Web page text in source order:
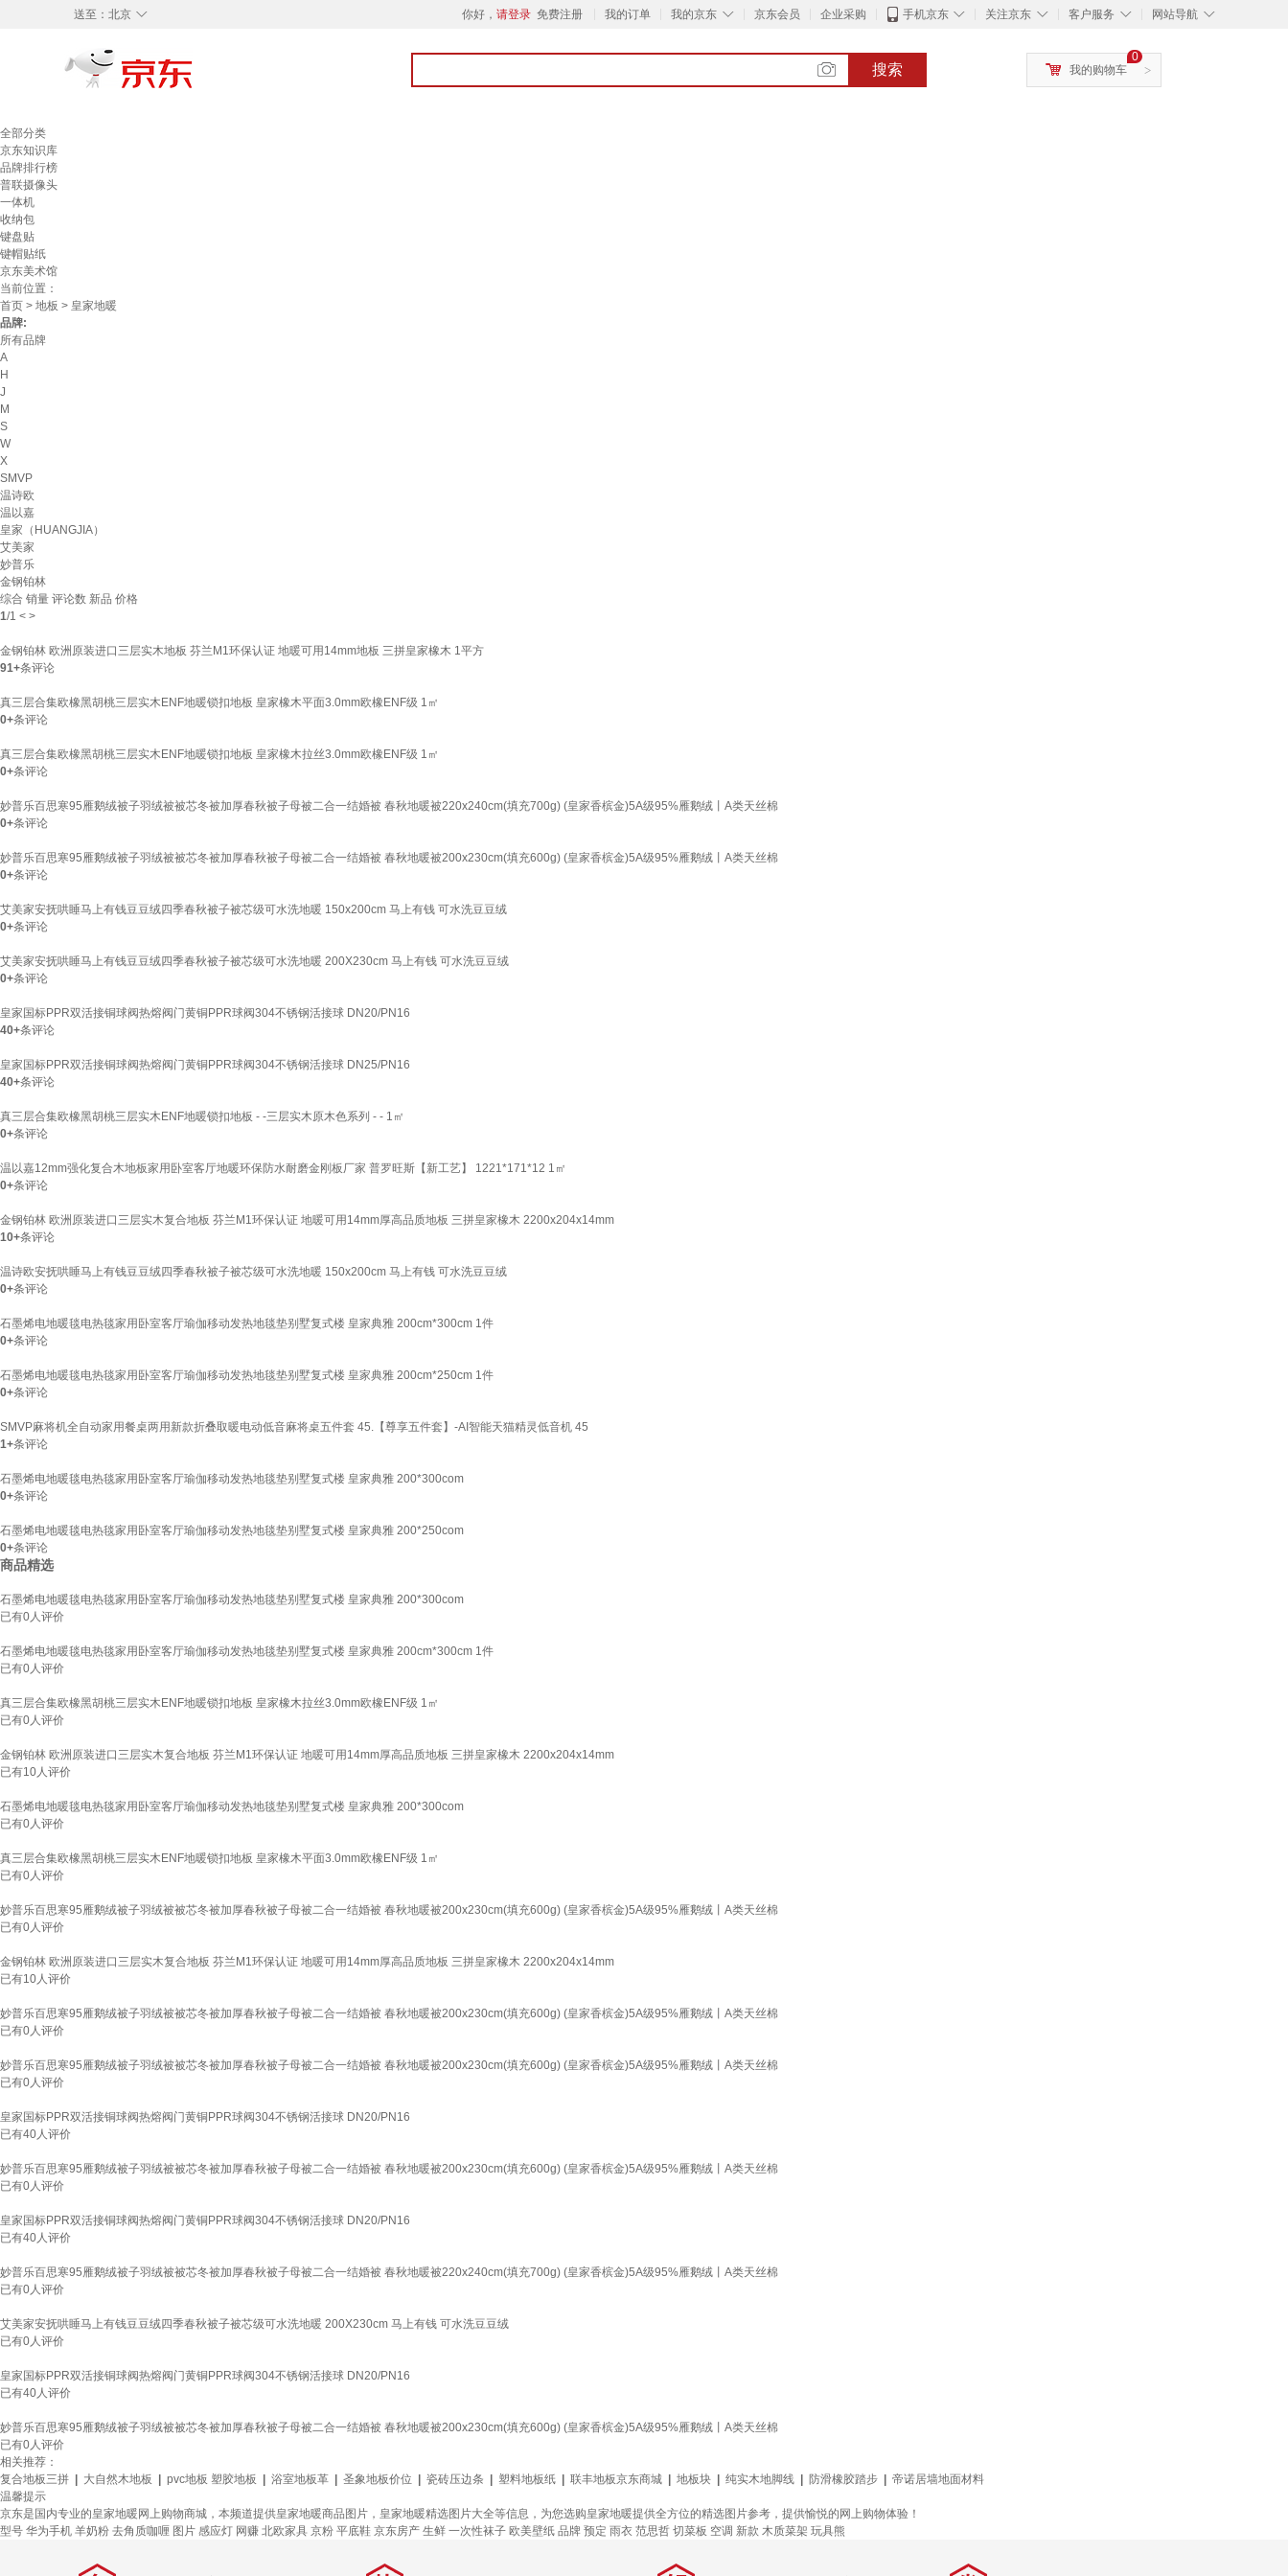
◇
送至： 北京 你好， 请登录 免费注册 我的订单 ◇
我的京东 京东会员 企业采购 ◇
手机京东 ◇
关注京东 ◇
客户服务 ◇
网站导航
搜索 >
0
我的购物车
全部分类
京东知识库
品牌排行榜
普联摄像头
一体机
收纳包
键盘贴
键帽贴纸
京东美术馆
当前位置：
首页 > 地板 > 皇家地暖
品牌:
所有品牌
A
H
J
M
S
W
X
SMVP
温诗欧
温以嘉
皇家（HUANGJIA）
艾美家
妙普乐
金钢铂林
综合 销量 评论数 新品 价格
1/1 < >
金钢铂林 欧洲原装进口三层实木地板 芬兰M1环保认证 地暖可用14mm地板 三拼皇家橡木 1平方
91+条评论
真三层合集欧橡黑胡桃三层实木ENF地暖锁扣地板 皇家橡木平面3.0mm欧橡ENF级 1㎡
0+条评论
真三层合集欧橡黑胡桃三层实木ENF地暖锁扣地板 皇家橡木拉丝3.0mm欧橡ENF级 1㎡
0+条评论
妙普乐百思寒95雁鹅绒被子羽绒被被芯冬被加厚春秋被子母被二合一结婚被 春秋地暖被220x240cm(填充700g) (皇家香槟金)5A级95%雁鹅绒丨A类天丝棉
0+条评论
妙普乐百思寒95雁鹅绒被子羽绒被被芯冬被加厚春秋被子母被二合一结婚被 春秋地暖被200x230cm(填充600g) (皇家香槟金)5A级95%雁鹅绒丨A类天丝棉
0+条评论
艾美家安抚哄睡马上有钱豆豆绒四季春秋被子被芯级可水洗地暖 150x200cm 马上有钱 可水洗豆豆绒
0+条评论
艾美家安抚哄睡马上有钱豆豆绒四季春秋被子被芯级可水洗地暖 200X230cm 马上有钱 可水洗豆豆绒
0+条评论
皇家国标PPR双活接铜球阀热熔阀门黄铜PPR球阀304不锈钢活接球 DN20/PN16
40+条评论
皇家国标PPR双活接铜球阀热熔阀门黄铜PPR球阀304不锈钢活接球 DN25/PN16
40+条评论
真三层合集欧橡黑胡桃三层实木ENF地暖锁扣地板 - -三层实木原木色系列 - - 1㎡
0+条评论
温以嘉12mm强化复合木地板家用卧室客厅地暖环保防水耐磨金刚板厂家 普罗旺斯【新工艺】 1221*171*12 1㎡
0+条评论
金钢铂林 欧洲原装进口三层实木复合地板 芬兰M1环保认证 地暖可用14mm厚高品质地板 三拼皇家橡木 2200x204x14mm
10+条评论
温诗欧安抚哄睡马上有钱豆豆绒四季春秋被子被芯级可水洗地暖 150x200cm 马上有钱 可水洗豆豆绒
0+条评论
石墨烯电地暖毯电热毯家用卧室客厅瑜伽移动发热地毯垫别墅复式楼 皇家典雅 200cm*300cm 1件
0+条评论
石墨烯电地暖毯电热毯家用卧室客厅瑜伽移动发热地毯垫别墅复式楼 皇家典雅 200cm*250cm 1件
0+条评论
SMVP麻将机全自动家用餐桌两用新款折叠取暖电动低音麻将桌五件套 45.【尊享五件套】-AI智能天猫精灵低音机 45
1+条评论
石墨烯电地暖毯电热毯家用卧室客厅瑜伽移动发热地毯垫别墅复式楼 皇家典雅 200*300com
0+条评论
石墨烯电地暖毯电热毯家用卧室客厅瑜伽移动发热地毯垫别墅复式楼 皇家典雅 200*250com
0+条评论
商品精选
石墨烯电地暖毯电热毯家用卧室客厅瑜伽移动发热地毯垫别墅复式楼 皇家典雅 200*300com
已有0人评价
石墨烯电地暖毯电热毯家用卧室客厅瑜伽移动发热地毯垫别墅复式楼 皇家典雅 200cm*300cm 1件
已有0人评价
真三层合集欧橡黑胡桃三层实木ENF地暖锁扣地板 皇家橡木拉丝3.0mm欧橡ENF级 1㎡
已有0人评价
金钢铂林 欧洲原装进口三层实木复合地板 芬兰M1环保认证 地暖可用14mm厚高品质地板 三拼皇家橡木 2200x204x14mm
已有10人评价
石墨烯电地暖毯电热毯家用卧室客厅瑜伽移动发热地毯垫别墅复式楼 皇家典雅 200*300com
已有0人评价
真三层合集欧橡黑胡桃三层实木ENF地暖锁扣地板 皇家橡木平面3.0mm欧橡ENF级 1㎡
已有0人评价
妙普乐百思寒95雁鹅绒被子羽绒被被芯冬被加厚春秋被子母被二合一结婚被 春秋地暖被200x230cm(填充600g) (皇家香槟金)5A级95%雁鹅绒丨A类天丝棉
已有0人评价
金钢铂林 欧洲原装进口三层实木复合地板 芬兰M1环保认证 地暖可用14mm厚高品质地板 三拼皇家橡木 2200x204x14mm
已有10人评价
妙普乐百思寒95雁鹅绒被子羽绒被被芯冬被加厚春秋被子母被二合一结婚被 春秋地暖被200x230cm(填充600g) (皇家香槟金)5A级95%雁鹅绒丨A类天丝棉
已有0人评价
妙普乐百思寒95雁鹅绒被子羽绒被被芯冬被加厚春秋被子母被二合一结婚被 春秋地暖被200x230cm(填充600g) (皇家香槟金)5A级95%雁鹅绒丨A类天丝棉
已有0人评价
皇家国标PPR双活接铜球阀热熔阀门黄铜PPR球阀304不锈钢活接球 DN20/PN16
已有40人评价
妙普乐百思寒95雁鹅绒被子羽绒被被芯冬被加厚春秋被子母被二合一结婚被 春秋地暖被200x230cm(填充600g) (皇家香槟金)5A级95%雁鹅绒丨A类天丝棉
已有0人评价
皇家国标PPR双活接铜球阀热熔阀门黄铜PPR球阀304不锈钢活接球 DN20/PN16
已有40人评价
妙普乐百思寒95雁鹅绒被子羽绒被被芯冬被加厚春秋被子母被二合一结婚被 春秋地暖被220x240cm(填充700g) (皇家香槟金)5A级95%雁鹅绒丨A类天丝棉
已有0人评价
艾美家安抚哄睡马上有钱豆豆绒四季春秋被子被芯级可水洗地暖 200X230cm 马上有钱 可水洗豆豆绒
已有0人评价
皇家国标PPR双活接铜球阀热熔阀门黄铜PPR球阀304不锈钢活接球 DN20/PN16
已有40人评价
妙普乐百思寒95雁鹅绒被子羽绒被被芯冬被加厚春秋被子母被二合一结婚被 春秋地暖被200x230cm(填充600g) (皇家香槟金)5A级95%雁鹅绒丨A类天丝棉
已有0人评价
相关推荐：
复合地板三拼
大自然木地板 pvc地板 塑胶地板 浴室地板革 圣象地板价位 瓷砖压边条 塑料地板纸 联丰地板京东商城 地板块 纯实木地脚线 防滑橡胶踏步
帝诺居墙地面材料
温馨提示
京东是国内专业的皇家地暖网上购物商城，本频道提供皇家地暖商品图片，皇家地暖精选图片大全等信息，为您选购皇家地暖提供全方位的精选图片参考，提供愉悦的网上购物体验！
型号 华为手机 羊奶粉 去角质咖喱 图片 感应灯 网赚 北欧家具 京粉 平底鞋 京东房产 生鲜 一次性袜子 欧美壁纸 品牌 预定 雨衣 范思哲 切菜板 空调 新款 木质菜架 玩具熊